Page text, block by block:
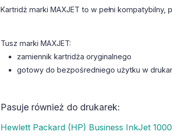
Kartridż marki MAXJET to w pełni kompatybilny,
Tusz marki MAXJET:
zamiennik kartridża oryginalnego
gotowy do bezpośredniego użytku w
Pasuje również do drukarek:
Hewlett Packard (HP) Business InkJet 1000